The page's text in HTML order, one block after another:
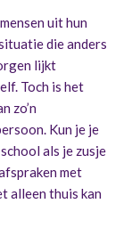
uit hun
die anders
lijkt
Toch is het
zo’n
Kun je je
als je zusje
met
alleen thuis kan